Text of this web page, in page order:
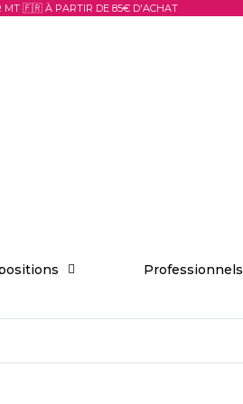
MT 🇫🇷 À PARTIR DE 85€ D'ACHAT
Professionnels